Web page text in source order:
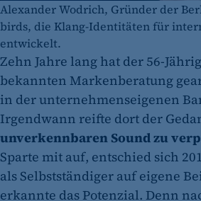
Alexander Wodrich, Gründer der
birds, die Klang-Identitäten für
entwickelt.
Zehn Jahre lang hat der 56-
bekannten Markenberatung
in der unternehmenseigenen
Irgendwann reifte dort der
unverkennbaren Sound zu
Sparte mit auf, entschied sich
als Selbstständiger auf eigene
erkannte das Potenzial. Denn